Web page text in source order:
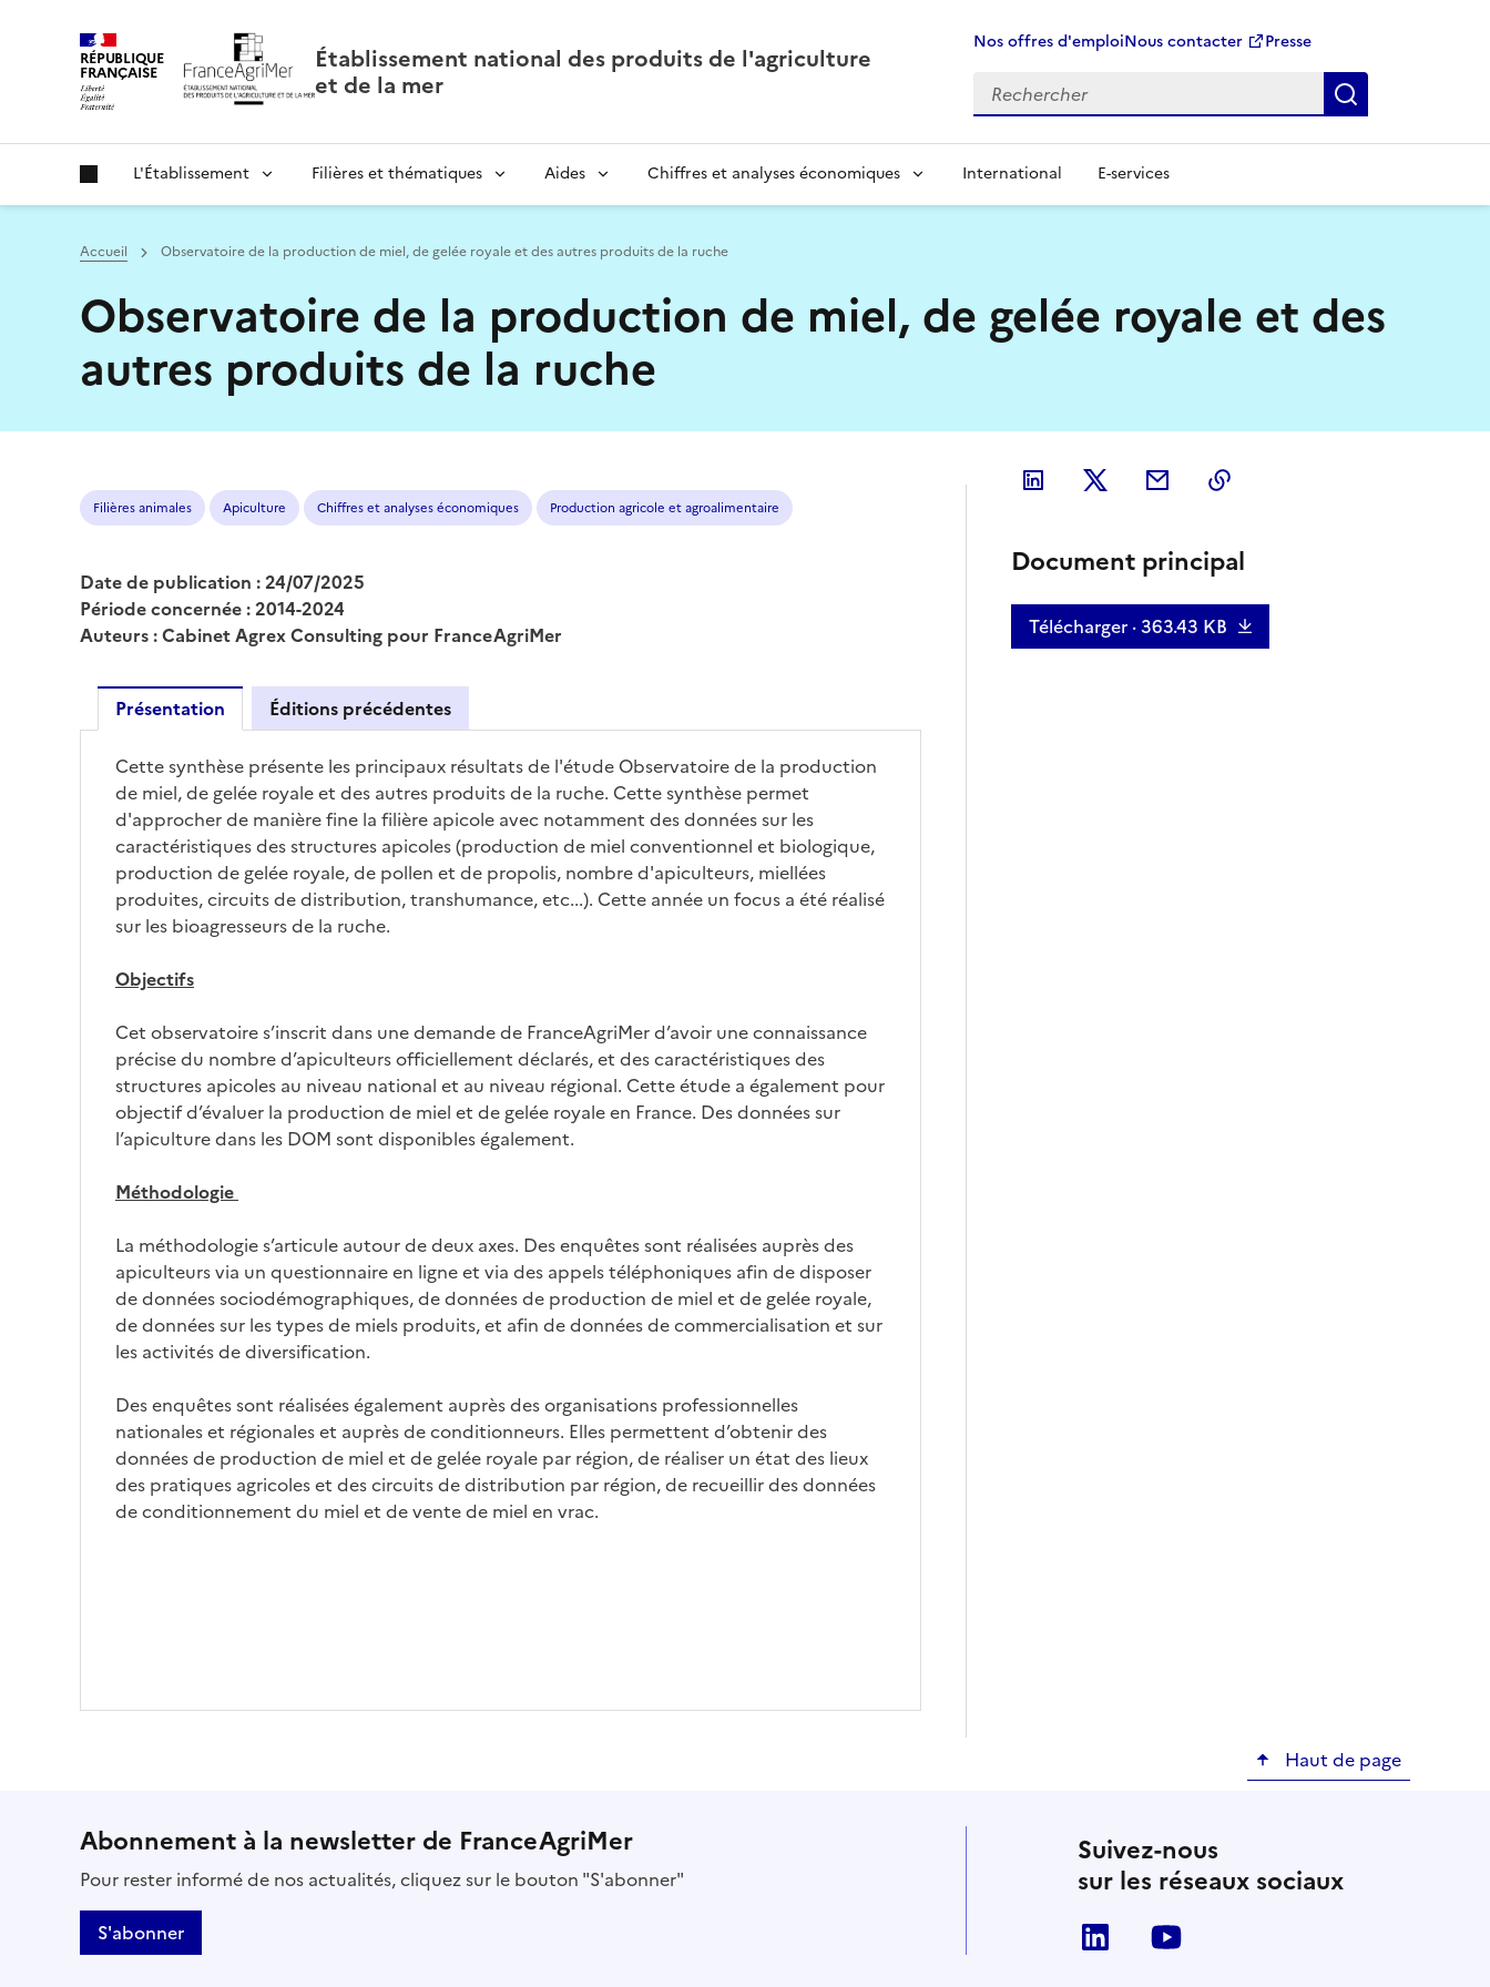
RÉPUBLIQUE
FRANÇAISE
Établissement national des produits de l'agriculture
et de la mer
Nos offres d'emploiNous contacter Presse
L'Établissement Filières et thématiques Aides Chiffres et analyses économiques International E-services
Accueil Observatoire de la production de miel, de gelée royale et des autres produits de la ruche
Observatoire de la production de miel, de gelée royale et des
autres produits de la ruche
Filières animales Apiculture Chiffres et analyses économiques Production agricole et agroalimentaire
Date de publication : 24/07/2025
Période concernée : 2014-2024
Auteurs : Cabinet Agrex Consulting pour FranceAgriMer
Présentation Éditions précédentes
Cette synthèse présente les principaux résultats de l'étude Observatoire de la production
de miel, de gelée royale et des autres produits de la ruche. Cette synthèse permet
d'approcher de manière fine la filière apicole avec notamment des données sur les
caractéristiques des structures apicoles (production de miel conventionnel et biologique,
production de gelée royale, de pollen et de propolis, nombre d'apiculteurs, miellées
produites, circuits de distribution, transhumance, etc...). Cette année un focus a été réalisé
sur les bioagresseurs de la ruche.
Objectifs
Cet observatoire s’inscrit dans une demande de FranceAgriMer d’avoir une connaissance
précise du nombre d’apiculteurs officielle­ment déclarés, et des caractéristiques des
structures apicoles au niveau national et au niveau régional. Cette étude a également pour
objectif d’évaluer la production de miel et de gelée royale en France. Des données sur
l’apiculture dans les DOM sont disponibles également.
Méthodologie
La méthodologie s’articule autour de deux axes. Des enquêtes sont réalisées auprès des
apiculteurs via un questionnaire en ligne et via des appels téléphoniques afin de dispo­ser
de données sociodémographiques, de données de production de miel et de gelée royale,
de données sur les types de miels pro­duits, et afin de données de commercialisa­tion et sur
les activités de diversification.
Des enquêtes sont réalisées également auprès des or­ganisations professionnelles
nationales et régionales et auprès de conditionneurs. Elles permettent d’obtenir des
données de pro­duction de miel et de gelée royale par région, de réaliser un état des lieux
des pratiques agricoles et des circuits de distribution par ré­gion, de recueillir des données
de condition­nement du miel et de vente de miel en vrac.
Document principal
Télécharger · 363.43 KB
Haut de page
Abonnement à la newsletter de FranceAgriMer
Pour rester informé de nos actualités, cliquez sur le bouton "S'abonner"
S'abonner
Suivez-nous
sur les réseaux sociaux
Linkedin